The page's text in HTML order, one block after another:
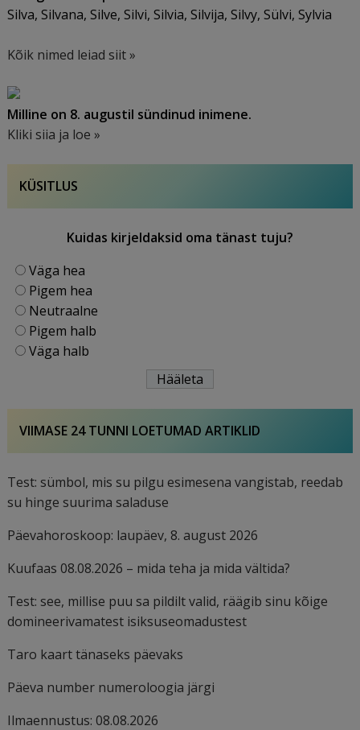
Silva, Silvana, Silve, Silvi, Silvia, Silvija, Silvy, Sülvi, Sylvia
Kõik nimed leiad siit »
Milline on 8. augustil sündinud inimene.
Kliki siia ja loe »
KÜSITLUS
Kuidas kirjeldaksid oma tänast tuju?
Väga hea
Pigem hea
Neutraalne
Pigem halb
Väga halb
VIIMASE 24 TUNNI LOETUMAD ARTIKLID
Test: sümbol, mis su pilgu esimesena vangistab, reedab
su hinge suurima saladuse
Päevahoroskoop: laupäev, 8. august 2026
Kuufaas 08.08.2026 – mida teha ja mida vältida?
Test: see, millise puu sa pildilt valid, räägib sinu kõige
domineerivamatest isiksuseomadustest
Taro kaart tänaseks päevaks
Päeva number numeroloogia järgi
Ilmaennustus: 08.08.2026